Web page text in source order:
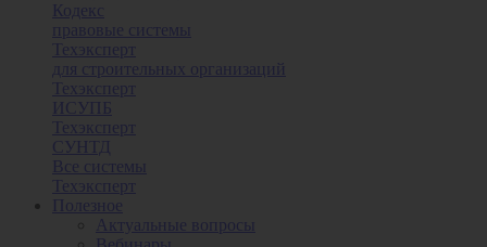
Кодекс
правовые системы
Техэксперт
для строительных организаций
Техэксперт
ИСУПБ
Техэксперт
СУНТД
Все системы
Техэксперт
Полезное
Актуальные вопросы